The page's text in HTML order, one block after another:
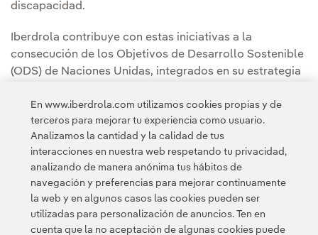
discapacidad.
Iberdrola contribuye con estas iniciativas a la
consecución de los Objetivos de Desarrollo Sostenible
(ODS) de Naciones Unidas, integrados en su estrategia
esfuerzo en el cumplimiento de los objetivos número 10
(reducción de las desigualdades), número 4 (educación
de calidad) y número 17 (fomento de las alianzas entre
el sector privado y las administraciones públicas).
En www.iberdrola.com utilizamos cookies propias y de
terceros para mejorar tu experiencia como usuario.
Analizamos la cantidad y la calidad de tus
interacciones en nuestra web respetando tu privacidad,
analizando de manera anónima tus hábitos de
navegación y preferencias para mejorar continuamente
la web y en algunos casos las cookies pueden ser
utilizadas para personalización de anuncios. Ten en
cuenta que la no aceptación de algunas cookies puede